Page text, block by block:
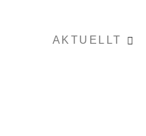
AKTUELLT